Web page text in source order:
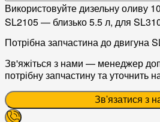
Використовуйте дизельну оливу
SL2105 — близько 5.5 л, для
Потрібна запчастина до двигуна
Зв'яжіться з нами — менеджер
потрібну запчастину та уточнить
Зв'язатися з